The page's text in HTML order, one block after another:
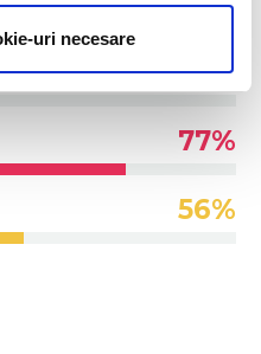
uri necesare
43%
77%
56%